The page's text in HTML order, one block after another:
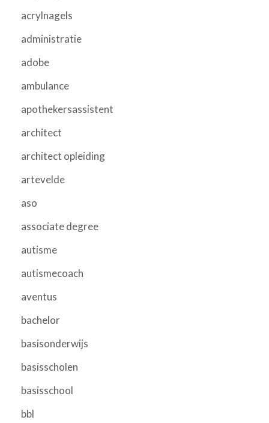
acrylnagels
administratie
adobe
ambulance
apothekersassistent
architect
architect opleiding
artevelde
aso
associate degree
autisme
autismecoach
aventus
bachelor
basisonderwijs
basisscholen
basisschool
bbl